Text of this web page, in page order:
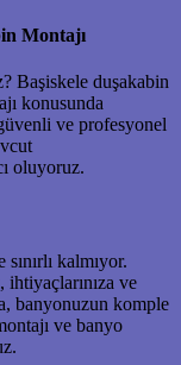
Montajı
Başiskele duşakabin
konusunda
ve profesyonel
oluyoruz.
kalmıyor.
ve
banyonuzun komple
ve banyo